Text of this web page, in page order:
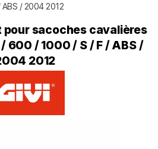
/ 2004 2012
pour sacoches cavalières
600 / 1000 / S / F / ABS /
2012